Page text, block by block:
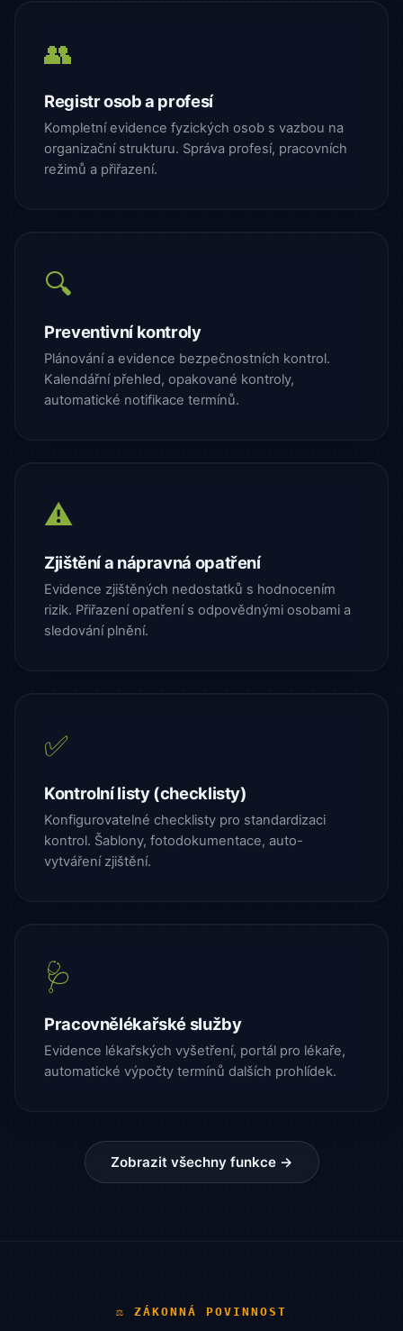
👥
Registr osob a profesí
Kompletní evidence fyzických osob s vazbou na
organizační strukturu. Správa profesí, pracovních
režimů a přiřazení.
🔍
Preventivní kontroly
Plánování a evidence bezpečnostních kontrol.
Kalendářní přehled, opakované kontroly,
automatické notifikace termínů.
⚠️
Zjištění a nápravná opatření
Evidence zjištěných nedostatků s hodnocením
rizik. Přiřazení opatření s odpovědnými osobami a
sledování plnění.
✅
Kontrolní listy (checklisty)
Konfigurovatelné checklisty pro standardizaci
kontrol. Šablony, fotodokumentace, auto-
vytváření zjištění.
🩺
Pracovnělékařské služby
Evidence lékařských vyšetření, portál pro lékaře,
automatické výpočty termínů dalších prohlídek.
Zobrazit všechny funkce →
⚖️ ZÁKONNÁ POVINNOST